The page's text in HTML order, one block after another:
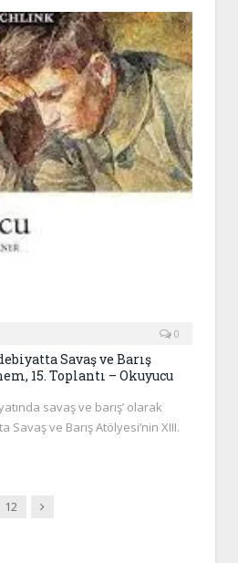
0
Savaş ve Barış
15. Toplantı – Okuyucu
savaş ve barış’ olarak
Savaş ve Barış Atölyesi’nin XIII.
12 Next